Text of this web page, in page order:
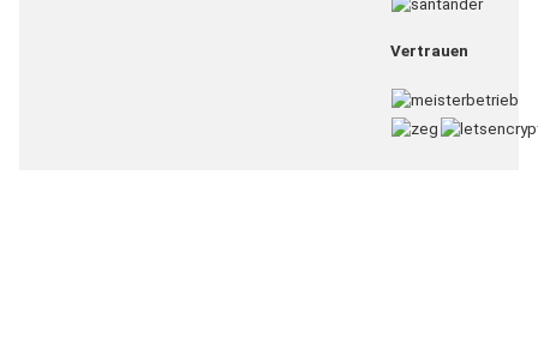
Vertrauen